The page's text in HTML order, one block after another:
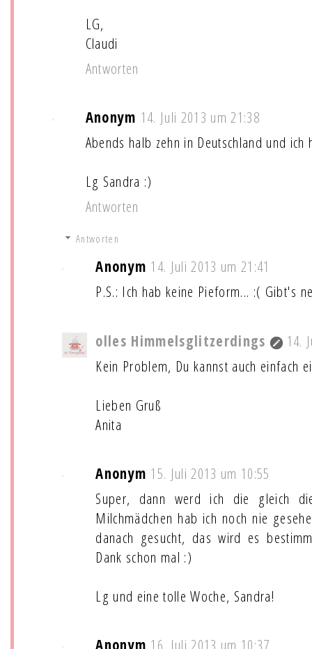
LG,
Claudi
Antworten
Anonym 14. Juli 2013 um 21:38
Abends halb zehn in Deutschland und
Lg Sandra :)
Antworten
Antworten
Anonym 14. Juli 2013 um 21:41
P.S.: Ich hab keine Pieform... :( Gibt's
olles Himmelsglitzerdings
14.
Kein Problem, Du kannst auch einfach
Lieben Gruß
Anita
Anonym 15. Juli 2013 um 10:55
Super, dann werd ich die gleich
Milchmädchen hab ich noch nie
danach gesucht, das wird es
Dank schon mal :)
Lg und eine tolle Woche, Sandra!
Anonym 16. Juli 2013 um 10:37